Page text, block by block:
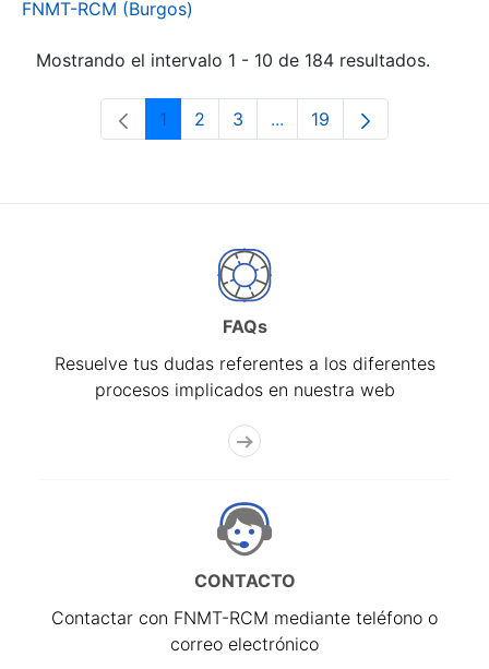
FNMT-RCM (Burgos)
Mostrando el intervalo 1 - 10 de 184 resultados.
Página
1 Página
2 Página
3 ...Páginas intermedias Use
Página
19
FAQs
Resuelve tus dudas referentes a los diferentes
procesos implicados en nuestra web
CONTACTO
Contactar con FNMT-RCM mediante teléfono o
correo electrónico